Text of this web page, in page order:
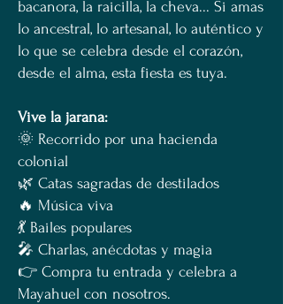
bacanora, la raicilla, la cheva... Si amas
lo ancestral, lo artesanal, lo auténtico y
lo que se celebra desde el corazón,
desde el alma, esta fiesta es tuya.
Vive la jarana:
🌞 Recorrido por una hacienda
colonial
🌿 Catas sagradas de destilados
🔥 Música viva
💃 Bailes populares
🎤 Charlas, anécdotas y magia
👉 Compra tu entrada y celebra a
Mayahuel con nosotros.